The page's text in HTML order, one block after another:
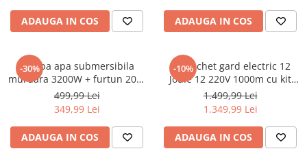
Filtre ulei
Prelungitor chei
Clesti auto
Compresoare auto
Dulap scule echipat si neechipat
Elevator
ADAUGA IN COS ADAUGA IN COS
-30%
Pompa apa submersibila
murdara 3200W + furtun 20m
pompieri (CP-5511)
499,99 Lei
349,99 Lei
ADAUGA IN COS
-10%
Kit pachet gard electric 12
Joule 12 220V 1000m cu kit
fotovoltaic panou solar 30W
baterie 12V 12Ah cutie din
inox (BK87633-1000(-30W-
12Ah))
1.499,99 Lei
1.349,99 Lei
ADAUGA IN COS